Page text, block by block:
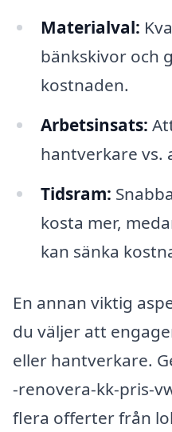
Materialval:
bänkskivor och
kostnaden.
Arbetsinsats:
hantverkare vs.
Tidsram:
kosta mer,
kan sänka
En annan viktig
du väljer att
eller hantverkare.
-renovera-kk-pris-
flera offerter från